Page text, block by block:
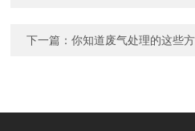
下一篇：你知道废气处理的这些